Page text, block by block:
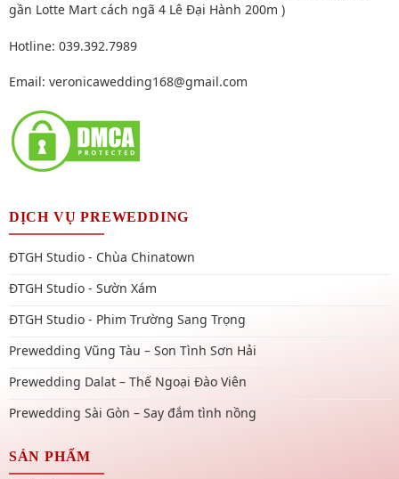
gần Lotte Mart cách ngã 4 Lê Đại Hành 200m )
Hotline: 039.392.7989
Email: veronicawedding168@gmail.com
DỊCH VỤ PREWEDDING
ĐTGH Studio - Chùa Chinatown
ĐTGH Studio - Sườn Xám
ĐTGH Studio - Phim Trường Sang Trọng
Prewedding Vũng Tàu – Son Tình Sơn Hải
Prewedding Dalat – Thế Ngoại Đào Viên
Prewedding Sài Gòn – Say đắm tình nồng
SẢN PHẨM